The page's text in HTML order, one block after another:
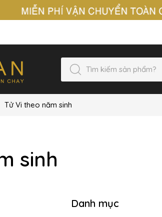
Tử Vi theo năm sinh
sinh
Danh mục